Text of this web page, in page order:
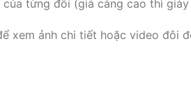
từng đôi (giá càng cao thì
xem ảnh chi tiết hoặc video đôi